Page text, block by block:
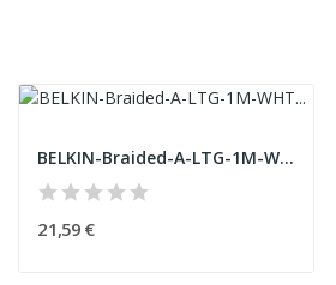
BELKIN-Braided-A-LTG-1M-WHT-(P)
21,59 €